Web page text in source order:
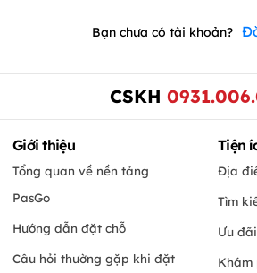
Bạn chưa có tài khoản?
CSKH
Giới thiệu
Tổng quan về nền tảng
PasGo
Hướng dẫn đặt chỗ
Câu hỏi thường gặp khi đặt
Tiện
Địa
Tìm
Ưu
Khám